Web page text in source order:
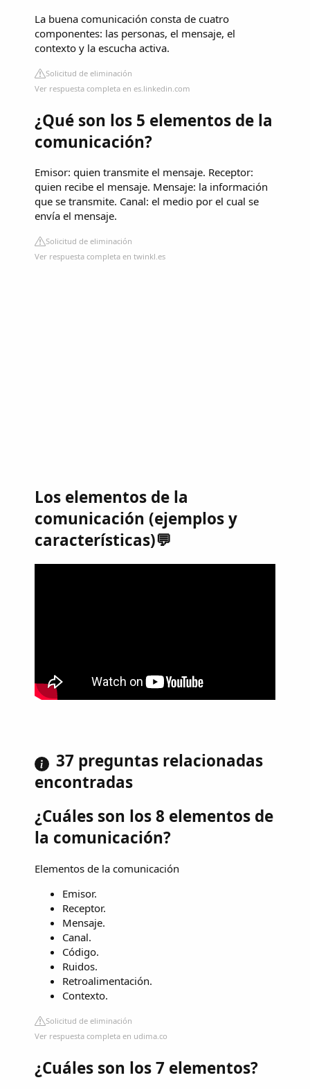
La buena comunicación consta de cuatro
componentes: las personas, el mensaje, el
contexto y la escucha activa.
Solicitud de eliminación
Ver respuesta completa en es.linkedin.com
¿Qué son los 5 elementos de la
comunicación?
Emisor: quien transmite el mensaje. Receptor:
quien recibe el mensaje. Mensaje: la información
que se transmite. Canal: el medio por el cual se
envía el mensaje.
Solicitud de eliminación
Ver respuesta completa en twinkl.es
Los elementos de la
comunicación (ejemplos y
características)💬
37 preguntas relacionadas
encontradas
¿Cuáles son los 8 elementos de
la comunicación?
Elementos de la comunicación
Emisor.
Receptor.
Mensaje.
Canal.
Código.
Ruidos.
Retroalimentación.
Contexto.
Solicitud de eliminación
Ver respuesta completa en udima.co
¿Cuáles son los 7 elementos?